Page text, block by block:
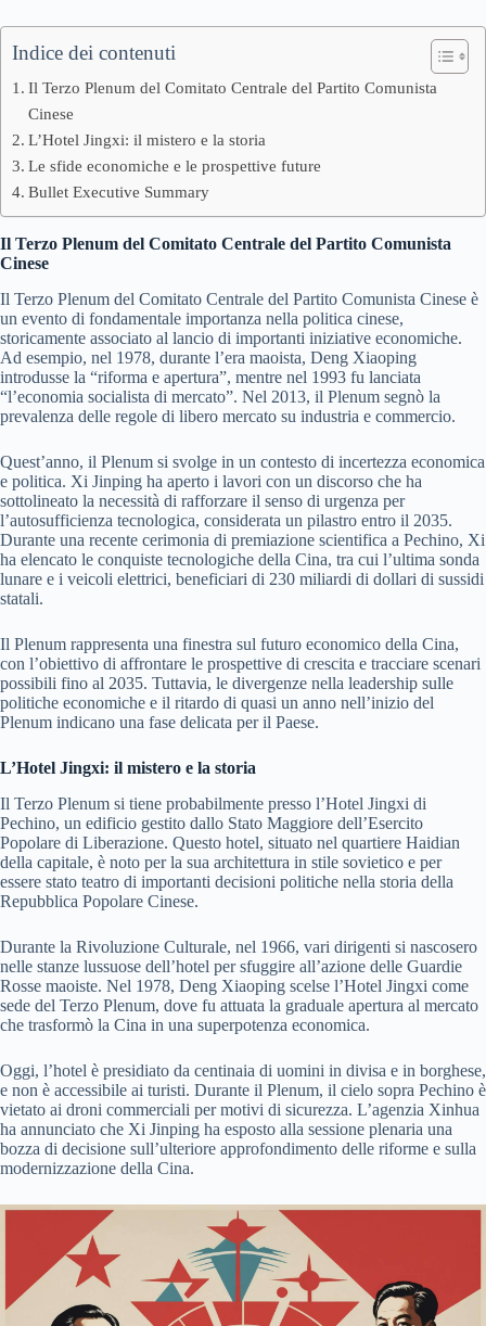
Indice dei contenuti
Il Terzo Plenum del Comitato Centrale del Partito Comunista
Cinese
L’Hotel Jingxi: il mistero e la storia
Le sfide economiche e le prospettive future
Bullet Executive Summary
Il Terzo Plenum del Comitato Centrale del Partito Comunista
Cinese
Il Terzo Plenum del Comitato Centrale del Partito Comunista Cinese è
un evento di fondamentale importanza nella politica cinese,
storicamente associato al lancio di importanti iniziative economiche.
Ad esempio, nel 1978, durante l’era maoista, Deng Xiaoping
introdusse la “riforma e apertura”, mentre nel 1993 fu lanciata
“l’economia socialista di mercato”. Nel 2013, il Plenum segnò la
prevalenza delle regole di libero mercato su industria e commercio.
Quest’anno, il Plenum si svolge in un contesto di incertezza economica
e politica. Xi Jinping ha aperto i lavori con un discorso che ha
sottolineato la necessità di rafforzare il senso di urgenza per
l’autosufficienza tecnologica, considerata un pilastro entro il 2035.
Durante una recente cerimonia di premiazione scientifica a Pechino, Xi
ha elencato le conquiste tecnologiche della Cina, tra cui l’ultima sonda
lunare e i veicoli elettrici, beneficiari di 230 miliardi di dollari di sussidi
statali.
Il Plenum rappresenta una finestra sul futuro economico della Cina,
con l’obiettivo di affrontare le prospettive di crescita e tracciare scenari
possibili fino al 2035. Tuttavia, le divergenze nella leadership sulle
politiche economiche e il ritardo di quasi un anno nell’inizio del
Plenum indicano una fase delicata per il Paese.
L’Hotel Jingxi: il mistero e la storia
Il Terzo Plenum si tiene probabilmente presso l’Hotel Jingxi di
Pechino, un edificio gestito dallo Stato Maggiore dell’Esercito
Popolare di Liberazione. Questo hotel, situato nel quartiere Haidian
della capitale, è noto per la sua architettura in stile sovietico e per
essere stato teatro di importanti decisioni politiche nella storia della
Repubblica Popolare Cinese.
Durante la Rivoluzione Culturale, nel 1966, vari dirigenti si nascosero
nelle stanze lussuose dell’hotel per sfuggire all’azione delle Guardie
Rosse maoiste. Nel 1978, Deng Xiaoping scelse l’Hotel Jingxi come
sede del Terzo Plenum, dove fu attuata la graduale apertura al mercato
che trasformò la Cina in una superpotenza economica.
Oggi, l’hotel è presidiato da centinaia di uomini in divisa e in borghese,
e non è accessibile ai turisti. Durante il Plenum, il cielo sopra Pechino è
vietato ai droni commerciali per motivi di sicurezza. L’agenzia Xinhua
ha annunciato che Xi Jinping ha esposto alla sessione plenaria una
bozza di decisione sull’ulteriore approfondimento delle riforme e sulla
modernizzazione della Cina.